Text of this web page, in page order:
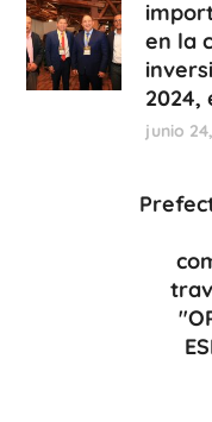
en la
2024,
junio